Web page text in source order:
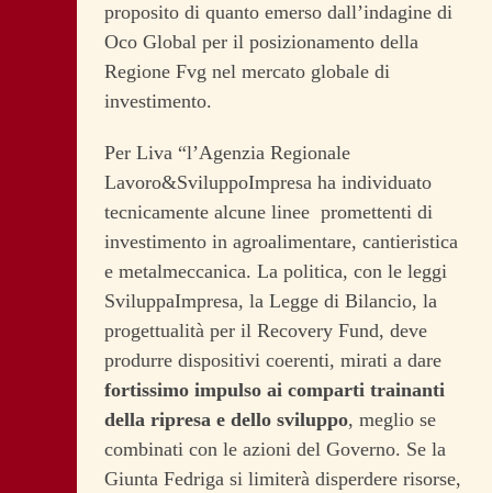
proposito di quanto emerso dall’indagine di
Oco Global per il posizionamento della
Regione Fvg nel mercato globale di
investimento.
Per Liva “l’Agenzia Regionale
Lavoro&SviluppoImpresa ha individuato
tecnicamente alcune linee promettenti di
investimento in agroalimentare, cantieristica
e metalmeccanica. La politica, con le leggi
SviluppaImpresa, la Legge di Bilancio, la
progettualità per il Recovery Fund, deve
produrre dispositivi coerenti, mirati a dare
fortissimo impulso ai comparti trainanti
della ripresa e dello sviluppo, meglio se
combinati con le azioni del Governo. Se la
Giunta Fedriga si limiterà disperdere risorse,